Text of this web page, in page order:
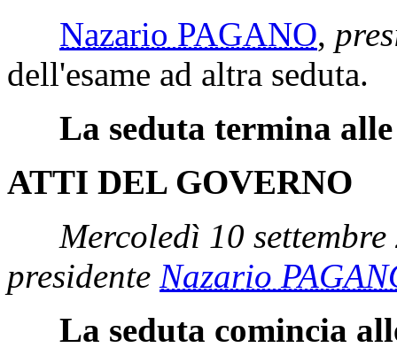
Nazario PAGANO,
dell'esame ad altra seduta.
La seduta termina
ATTI DEL GOVERNO
Mercoledì 10
presidente Nazario
La seduta comincia